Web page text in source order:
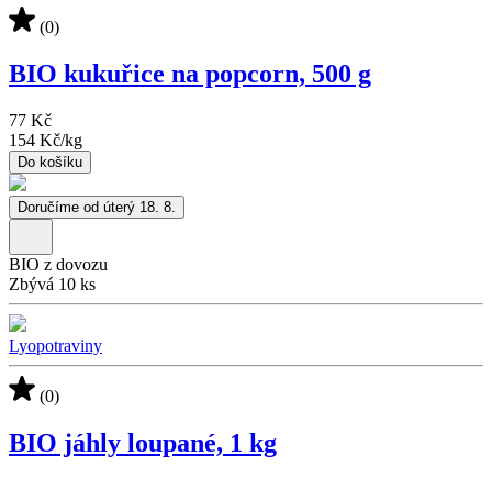
(0)
BIO kukuřice na popcorn, 500 g
77 Kč
154 Kč/kg
Do košíku
Doručíme od úterý 18. 8.
BIO z dovozu
Zbývá 10 ks
Lyopotraviny
(0)
BIO jáhly loupané, 1 kg